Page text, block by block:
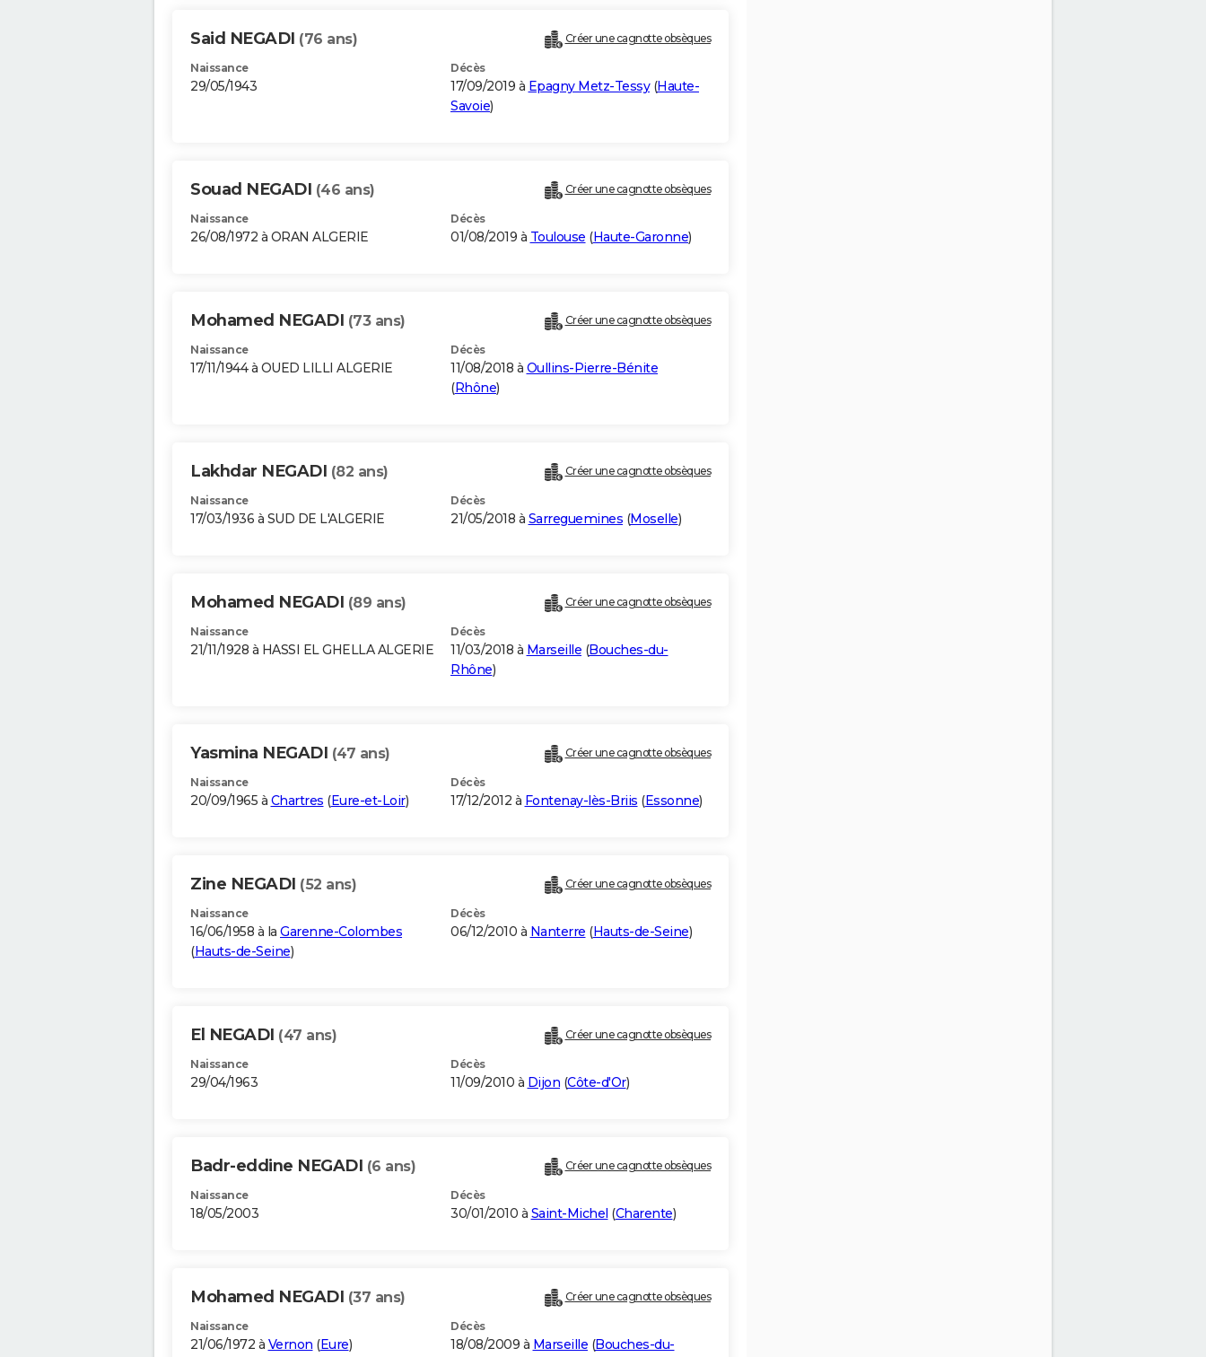
Said NEGADI (76 ans) Créer une cagnotte obsèques
Naissance
29/05/1943
Décès
17/09/2019 à Epagny Metz-Tessy(Haute-
Savoie)
Souad NEGADI (46 ans) Créer une cagnotte obsèques
Naissance
26/08/1972 à ORAN ALGERIE
Décès
01/08/2019 à Toulouse (Haute-Garonne)
Mohamed NEGADI (73 ans) Créer une cagnotte obsèques
Naissance
17/11/1944 à OUED LILLI ALGERIE
Décès
11/08/2018 à Oullins-Pierre-Bénite
(Rhône)
Lakhdar NEGADI (82 ans) Créer une cagnotte obsèques
Naissance
17/03/1936 à SUD DE L'ALGERIE
Décès
21/05/2018 à Sarreguemines (Moselle)
Mohamed NEGADI (89 ans) Créer une cagnotte obsèques
Naissance
21/11/1928 à HASSI EL GHELLA ALGERIE
Décès
11/03/2018 à Marseille (Bouches-du-
Rhône)
Yasmina NEGADI (47 ans) Créer une cagnotte obsèques
Naissance
20/09/1965 à Chartres (Eure-et-Loir)
Décès
17/12/2012 à Fontenay-lès-Briis (Essonne)
Zine NEGADI (52 ans) Créer une cagnotte obsèques
Naissance
16/06/1958 à la Garenne-Colombes
(Hauts-de-Seine)
Décès
06/12/2010 à Nanterre (Hauts-de-Seine)
El NEGADI (47 ans) Créer une cagnotte obsèques
Naissance
29/04/1963
Décès
11/09/2010 à Dijon (Côte-d'Or)
Badr-eddine NEGADI (6 ans) Créer une cagnotte obsèques
Naissance
18/05/2003
Décès
30/01/2010 à Saint-Michel (Charente)
Mohamed NEGADI (37 ans) Créer une cagnotte obsèques
Naissance
21/06/1972 à Vernon (Eure)
Décès
18/08/2009 à Marseille (Bouches-du-